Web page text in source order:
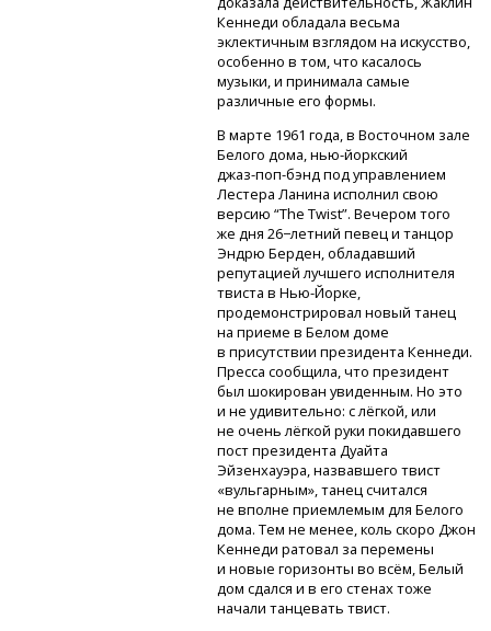
Кеннеди обладала весьма
эклектичным взглядом на искусство,
особенно в том, что касалось
музыки, и принимала самые
различные его формы.
В марте 1961 года, в Восточном зале
Белого дома,нью-йоркский
джаз-поп-бэндпод управлением
Лестера Ланина исполнил свою
версию “The Twist”. Вечером того
же дня 26−летний певец и танцор
Эндрю Берден, обладавший
репутацией лучшего исполнителя
твистав Нью-Йорке,
продемонстрировал новый танец
на приеме в Белом доме
в присутствии президента Кеннеди.
Пресса сообщила, что президент
был шокирован увиденным. Но это
и не удивительно: с лёгкой, или
не очень лёгкой руки покидавшего
пост президента Дуайта
Эйзенхауэра, назвавшего твист
«вульгарным», танец считался
не вполне приемлемым для Белого
дома. Тем не менее, коль скоро Джон
Кеннеди ратовал за перемены
и новые горизонты во всём, Белый
дом сдался и в его стенах тоже
начали танцевать твист.